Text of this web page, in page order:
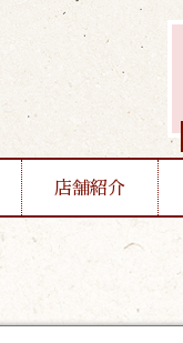
店舗紹介